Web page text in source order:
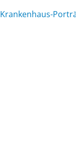
Krankenhaus-